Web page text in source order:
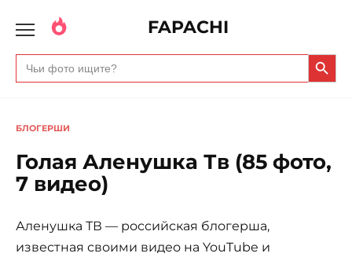
FAPACHI
Search
for:
Search Button
БЛОГЕРШИ
Голая Аленушка Тв (85 фото,
7 видео)
Аленушка ТВ — российская блогерша,
известная своими видео на YouTube и